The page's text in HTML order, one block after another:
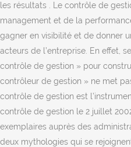
les résultats . ‎Le contrôle de
management et de la
gagner en visibilité et de donner
acteurs de l’entreprise. En effet,
contrôle de gestion » pour
contrôleur de gestion » ne met
contrôle de gestion est
contrôle de gestion le 2 juillet
exemplaires auprès des
deux mythologies qui se